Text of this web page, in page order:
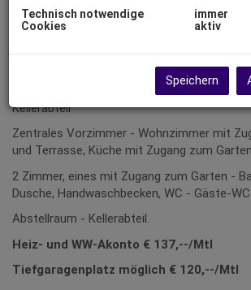
Beschreibung
- nahe Grinzing und der Kaasgrabenkirche.
91 m² Wfl + 170 m² Garten + 20 m²
Kellerabteil
Zentrales Vorzimmer - Wohnzimmer mit
und Terrasse, Küche mit Zugang zum
2 Zimmer, eines mit Zugang zum Garten -
Dusche, Handwaschbecken, WC - Gäste-
Abstellraum - Kellerabteil.
Heiz- und WW-Akonto € 137,--/Mtl
Tiefgaragenplatz möglich € 120,--/Mtl
Technisch notwendige
Cookies
immer
aktiv
Speichern